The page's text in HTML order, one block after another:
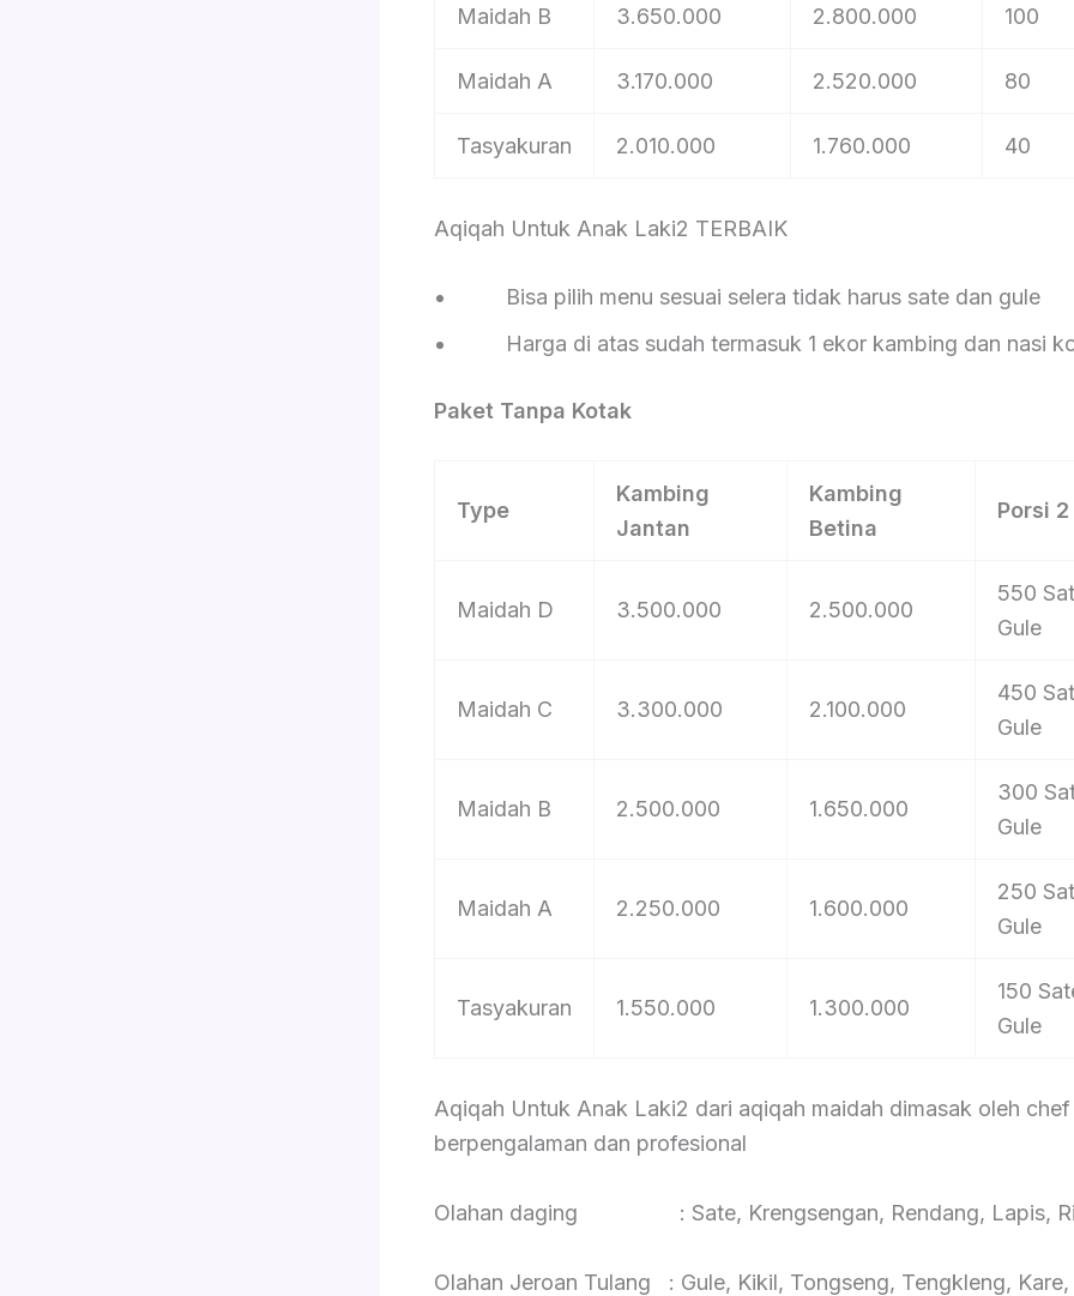
Maidah B 3.650.000 2.800.000 100
Maidah A 3.170.000 2.520.000 80
Tasyakuran 2.010.000 1.760.000 40
Aqiqah Untuk Anak Laki2 TERBAIK
Bisa pilih menu sesuai selera tidak harus sate dan gule
Harga di atas sudah termasuk 1 ekor kambing dan nasi
Paket Tanpa Kotak
Type
Kambing
Jantan
Kambing
Betina
Porsi
Maidah D 3.500.000 2.500.000
550
Gule
Maidah C 3.300.000 2.100.000
450
Gule
Maidah B 2.500.000 1.650.000
300
Gule
Maidah A 2.250.000 1.600.000
250
Gule
Tasyakuran 1.550.000 1.300.000
150
Gule
Aqiqah Untuk Anak Laki2 dari aqiqah maidah dimasak oleh
berpengalaman dan profesional
Olahan daging : Sate, Krengsengan, Rendang, Lapis,
Olahan Jeroan Tulang : Gule, Kikil, Tongseng, Tengkleng,